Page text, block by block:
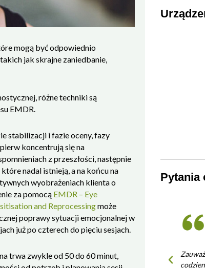
mogą być odpowiednio
jak skrajne zaniedbanie,
różne techniki są
EMDR.
stabilizacji i fazie oceny, fazy
koncentrują się na
z przeszłości, następnie
nadal istnieją, a na końcu na
wyobrażeniach klienta o
za pomocą EMDR – Eye
and Reprocessingmoże
poprawy sytuacji emocjonalnej w
już po czterech do pięciu sesjach.
trwa zwykle od 50 do 60 minut,
Pytania
Zauważyłem, że moja odporność w
codziennym życiu wzrosła dzięki regularnemu
Czy
EMDR